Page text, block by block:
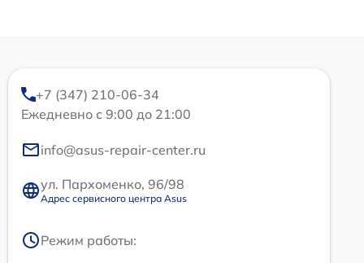
+7 (347) 210-06-34
Ежедневно с 9:00 до 21:00
info@asus-repair-center.ru
ул. Пархоменко, 96/98
Адрес сервисного центра Asus
Режим работы: